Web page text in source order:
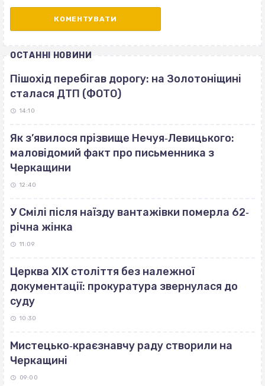
ОСТАННІ НОВИНИ
Пішохід перебігав дорогу: на Золотоніщині
сталася ДТП (ФОТО)
14:10
Як з’явилося прізвище Нечуя‐Левицького:
маловідомий факт про письменника з
Черкащини
12:40
У Смілі після наїзду вантажівки померла 62‐
річна жінка
11:09
Церква ХІХ століття без належної
документації: прокуратура звернулася до
суду
10:30
Мистецько‐краєзнавчу раду створили на
Черкащині
09:00